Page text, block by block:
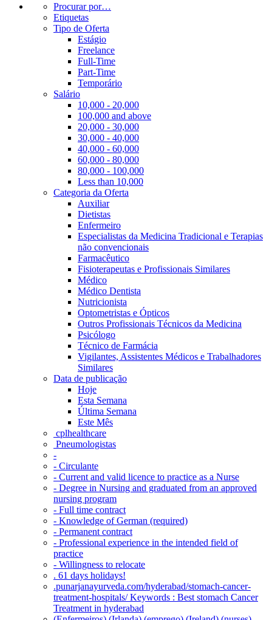
Procurar por…
Etiquetas
Tipo de Oferta
Estágio
Freelance
Full-Time
Part-Time
Temporário
Salário
10,000 - 20,000
100,000 and above
20,000 - 30,000
30,000 - 40,000
40,000 - 60,000
60,000 - 80,000
80,000 - 100,000
Less than 10,000
Categoria da Oferta
Auxiliar
Dietistas
Enfermeiro
Especialistas da Medicina Tradicional e Terapias
não convencionais
Farmacêutico
Fisioterapeutas e Profissionais Similares
Médico
Médico Dentista
Nutricionista
Optometristas e Ópticos
Outros Profissionais Técnicos da Medicina
Psicólogo
Técnico de Farmácia
Vigilantes, Assistentes Médicos e Trabalhadores
Similares
Data de publicação
Hoje
Esta Semana
Última Semana
Este Mês
‎ cplhealthcare‬
Pneumologistas
-
- Circulante
- Current and valid licence to practice as a Nurse
- Degree in Nursing and graduated from an approved
nursing program
- Full time contract
- Knowledge of German (required)
- Permanent contract
- Professional experience in the intended field of
practice
- Willingness to relocate
. 61 days holidays!
.punarjanayurveda.com/hyderabad/stomach-cancer-
treatment-hospitals/ Keywords : Best stomach Cancer
Treatment in hyderabad